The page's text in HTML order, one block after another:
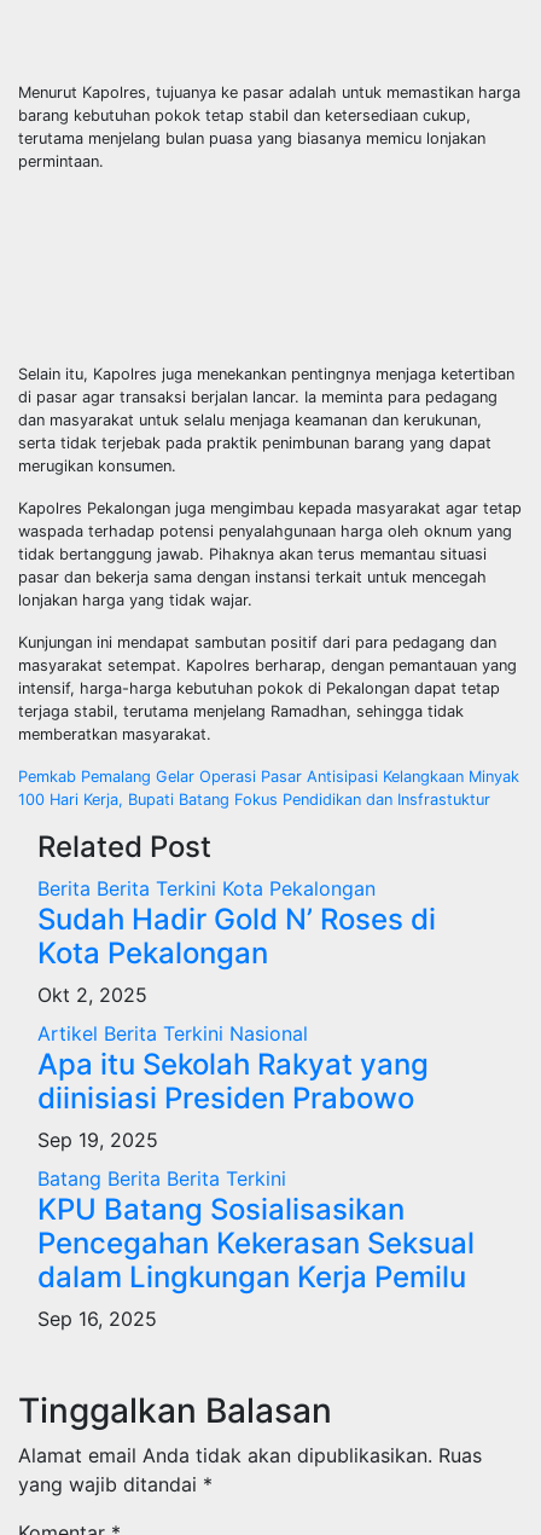
Menurut Kapolres, tujuanya ke pasar adalah untuk memastikan harga
barang kebutuhan pokok tetap stabil dan ketersediaan cukup,
terutama menjelang bulan puasa yang biasanya memicu lonjakan
permintaan.
Selain itu, Kapolres juga menekankan pentingnya menjaga ketertiban
di pasar agar transaksi berjalan lancar. Ia meminta para pedagang
dan masyarakat untuk selalu menjaga keamanan dan kerukunan,
serta tidak terjebak pada praktik penimbunan barang yang dapat
merugikan konsumen.
Kapolres Pekalongan juga mengimbau kepada masyarakat agar tetap
waspada terhadap potensi penyalahgunaan harga oleh oknum yang
tidak bertanggung jawab. Pihaknya akan terus memantau situasi
pasar dan bekerja sama dengan instansi terkait untuk mencegah
lonjakan harga yang tidak wajar.
Kunjungan ini mendapat sambutan positif dari para pedagang dan
masyarakat setempat. Kapolres berharap, dengan pemantauan yang
intensif, harga-harga kebutuhan pokok di Pekalongan dapat tetap
terjaga stabil, terutama menjelang Ramadhan, sehingga tidak
memberatkan masyarakat.
Navigasi
pos
Pemkab Pemalang Gelar Operasi Pasar Antisipasi Kelangkaan Minyak
100 Hari Kerja, Bupati Batang Fokus Pendidikan dan Insfrastuktur
Related Post
Berita Berita Terkini Kota Pekalongan
Sudah Hadir Gold N’ Roses di
Kota Pekalongan
Okt 2, 2025
Artikel Berita Terkini Nasional
Apa itu Sekolah Rakyat yang
diinisiasi Presiden Prabowo
Sep 19, 2025
Batang Berita Berita Terkini
KPU Batang Sosialisasikan
Pencegahan Kekerasan Seksual
dalam Lingkungan Kerja Pemilu
Sep 16, 2025
Tinggalkan Balasan
Alamat email Anda tidak akan dipublikasikan. Ruas
yang wajib ditandai *